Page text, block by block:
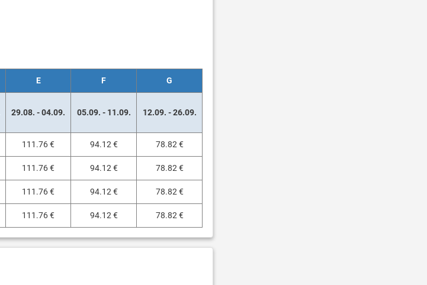
E F G
29.08. - 04.09. 05.09. - 11.09. 12.09. - 26.09.
111.76 € 94.12 € 78.82 €
111.76 € 94.12 € 78.82 €
111.76 € 94.12 € 78.82 €
111.76 € 94.12 € 78.82 €